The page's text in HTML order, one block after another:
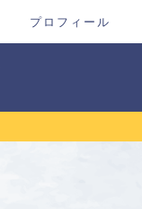
プロフィール